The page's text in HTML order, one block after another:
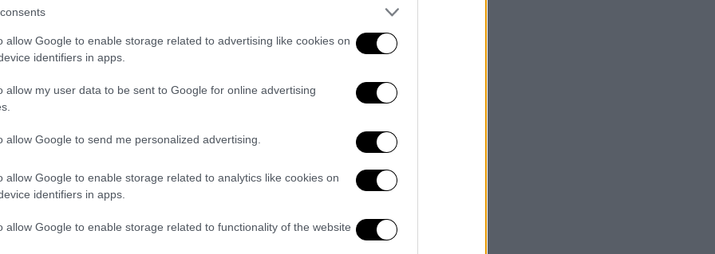
allow Google to enable storage related to advertising like cookies on
identifiers in apps.
allow my user data to be sent to Google for online advertising
allow Google to send me personalized advertising.
allow Google to enable storage related to analytics like cookies on
identifiers in apps.
allow Google to enable storage related to functionality of the website
ψηλά»: Τέσσερις αγνοούμενοι και
κτιρίου στο κέντρο της
μετά τις απολογίες τους για την
της Δικαιοσύνης»